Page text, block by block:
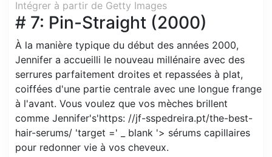
Intégrer à partir de Getty Images
# 7: Pin-Straight (2000)
À la manière typique du début des années 2000,
Jennifer a accueilli le nouveau millénaire avec des
serrures parfaitement droites et repassées à plat,
coiffées d'une partie centrale avec une longue frange
à l'avant. Vous voulez que vos mèches brillent
comme Jennifer's'https: //jf-sspedreira.pt/the-best-
hair-serums/ 'target =' _ blank '> sérums capillaires
pour redonner vie à vos cheveux.